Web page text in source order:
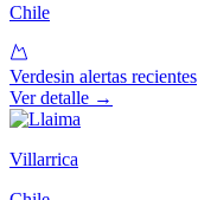
Chile
Verdesin alertas recientes
Ver detalle →
Villarrica